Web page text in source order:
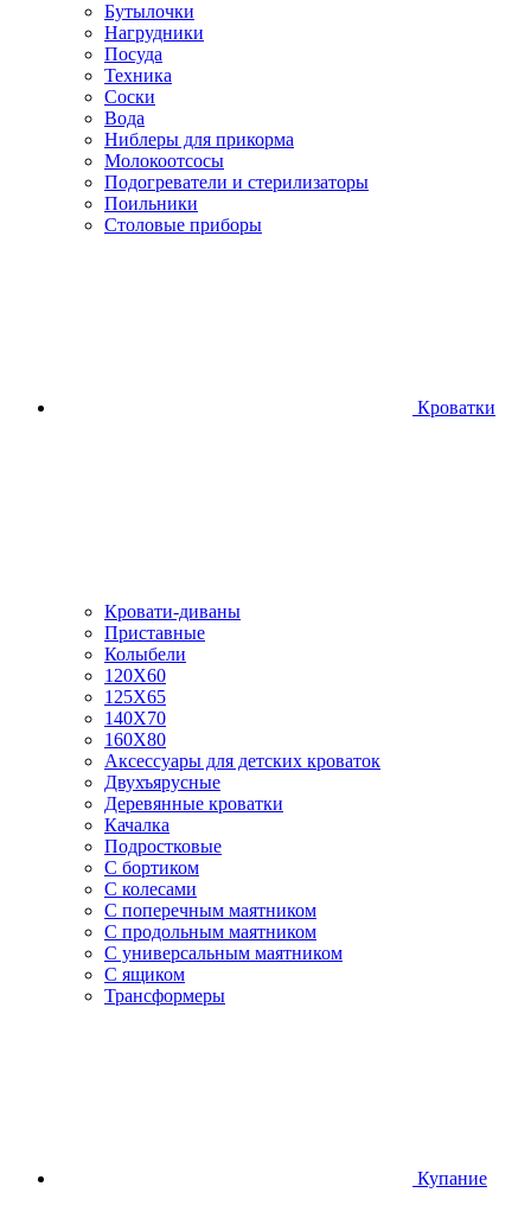
Бутылочки
Нагрудники
Посуда
Техника
Соски
Вода
Ниблеры для прикорма
Молокоотсосы
Подогреватели и стерилизаторы
Поильники
Столовые приборы
Кроватки
Кровати-диваны
Приставные
Колыбели
120Х60
125X65
140Х70
160Х80
Аксессуары для детских кроваток
Двухъярусные
Деревянные кроватки
Качалка
Подростковые
С бортиком
С колесами
С поперечным маятником
С продольным маятником
С универсальным маятником
С ящиком
Трансформеры
Купание